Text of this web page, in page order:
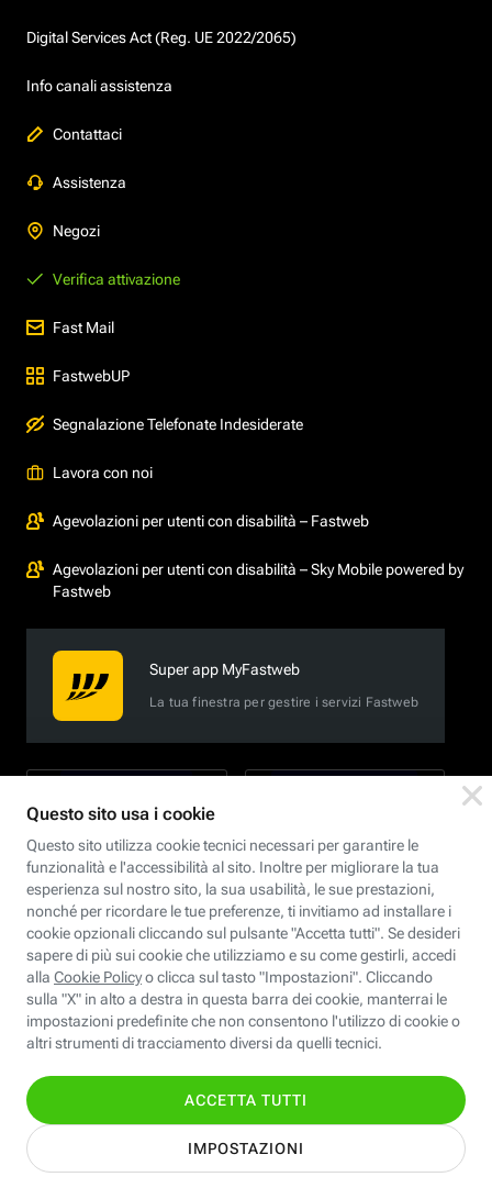
Digital Services Act (Reg. UE 2022/2065)
Info canali assistenza
Contattaci
Assistenza
Negozi
Verifica attivazione
Fast Mail
FastwebUP
Segnalazione Telefonate Indesiderate
Lavora con noi
Agevolazioni per utenti con disabilità – Fastweb
Agevolazioni per utenti con disabilità – Sky Mobile powered by
Fastweb
Super app MyFastweb
La tua finestra per gestire i servizi Fastweb
Informativa Privacy
Cookie Policy
Modifica preferenze cookie
Dichiarazione di accessibilità
Le immagini all’interno del sito sono generate con l'ausilio dell'AI.
© Fastweb SpA 2026 - P.IVA 12878470157